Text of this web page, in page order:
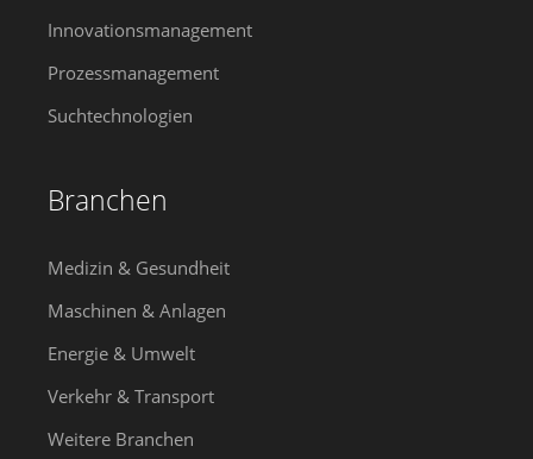
Innovationsmanagement
Prozessmanagement
Suchtechnologien
Branchen
Medizin & Gesundheit
Maschinen & Anlagen
Energie & Umwelt
Verkehr & Transport
Weitere Branchen